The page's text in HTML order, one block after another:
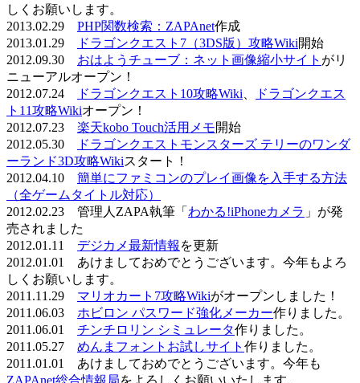
しくお願いします。
2013.02.29 PHP関数検索：ZAPAnet作成
2013.01.29
ドラゴンクエスト7（3DS版）攻略Wiki開始
2012.09.30 おはようチューブ：ネット画像縮小サイト がリ
ニューアルオープン！
2012.07.24
ドラゴンクエスト10攻略Wiki
ドラゴンクエス
ト11攻略Wikiオープン！
2012.07.23 楽天kobo Touch活用メモ開始
2012.05.30
ドラゴンクエストモンスターズ テリーのワンダ
ーランド3D攻略Wikiスタート！
2012.04.10 簡単にファミコンのプレイ画像を入手する方法
（全ゲームタイトル対応）
2012.02.23 管理人ZAPA執筆「 わかる!iPhoneカメラ 」が発
売されました
2012.01.11 デジカメ最新情報 を更新
2012.01.01 あけましておめでとうございます。今年もよろ
しくお願いします。
2011.11.29 マリオカート7攻略Wikiがオープンしました！
2011.06.03 ホビロン パスワード強化メーカー作りました。
2011.06.01 チンチロリン シミュレータ作りました。
2011.05.27 めんまフォントお試しサイト 作りました。
2011.01.01 あけましておめでとうございます。今年も
ZAPAnet総合情報局をよろしくお願いいたします。